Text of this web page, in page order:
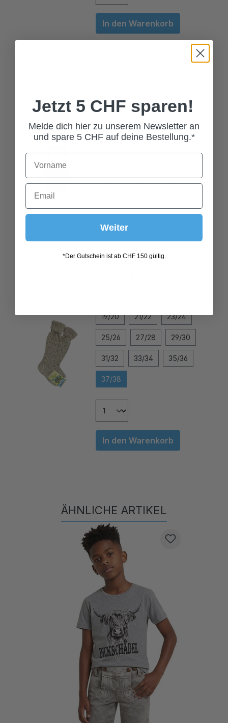
In den Warenkorb
KINDERLEDERHOSE SCHIEFER
68 74 80
86 92 98
140 152 164
176
KINDERTRACHTENSOCKEN
25/26 27/28 29/30
31/32 33/34 35/36
37/38
In den Warenkorb
Produktgalerie überspringen
Jetzt 5 CHF sparen!
Melde dich hier zu unserem Newsletter an
und spare 5 CHF auf deine Bestellung.*
Weiter
*Der Gutschein ist ab CHF 150 gültig.